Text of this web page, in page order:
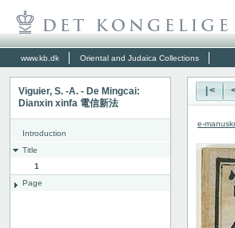
www.kb.dk Oriental and Judaica Collections
Viguier, S. -A. - De Mingcai:
Dianxin xinfa 電信新法
Introduction
Title
1
Page
|<
e-